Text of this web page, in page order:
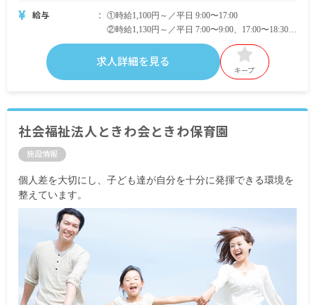
給与
①時給1,100円～／平日 9:00〜17:00
②時給1,130円～／平日 7:00〜9:00、17:00〜18:30
③時給1,180円～／土祝 9:00〜17:00
④時給1,230円～／土祝 7:00〜9:00、17:00〜18:30
時間外手当
※試用期間6カ月／同条件
求人詳細を見る
キープ
社会福祉法人ときわ会ときわ保育園
施設情報
個人差を大切にし、子ども達が自分を十分に発揮できる環境を
整えています。